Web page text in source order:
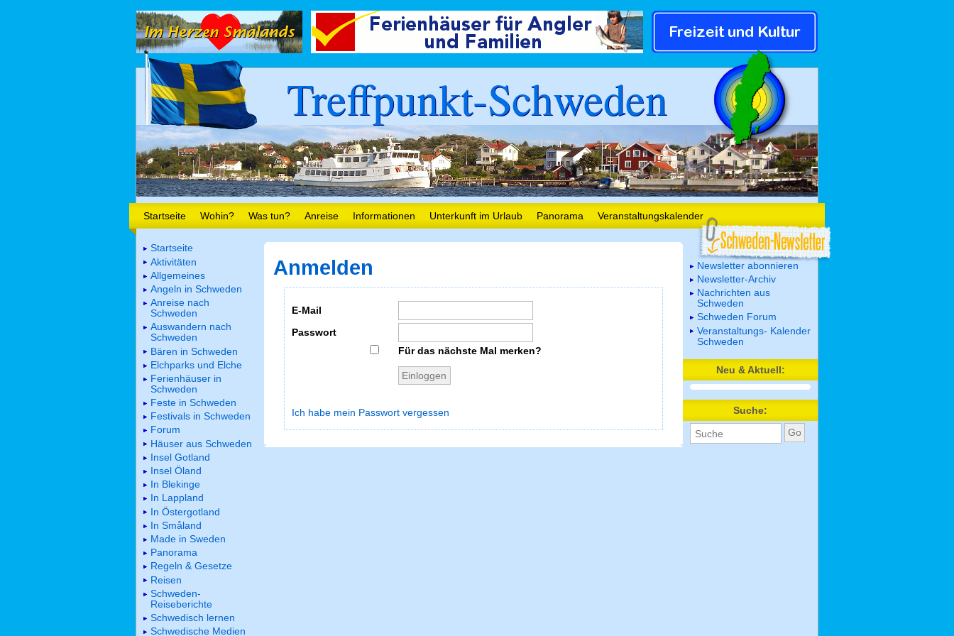
Treffpunkt-Schweden
Startseite Wohin? Was tun? Anreise Informationen Unterkunft im Urlaub Panorama Veranstaltungskalender
Anmelden
E-Mail
Passwort
Für das nächste Mal merken?
Ich habe mein Passwort vergessen
Startseite
Aktivitäten
Allgemeines
Angeln in Schweden
Anreise nach
Schweden
Auswandern nach
Schweden
Bären in Schweden
Elchparks und Elche
Ferienhäuser in
Schweden
Feste in Schweden
Festivals in Schweden
Forum
Häuser aus Schweden
Insel Gotland
Insel Öland
In Blekinge
In Lappland
In Östergotland
In Småland
Made in Sweden
Panorama
Regeln & Gesetze
Reisen
Schweden-
Reiseberichte
Schwedisch lernen
Schwedische Medien
Newsletter abonnieren
Newsletter-Archiv
Nachrichten aus
Schweden
Schweden Forum
Veranstaltungs- Kalender
Schweden
Neu & Aktuell:
Suche: